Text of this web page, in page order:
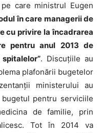
care ministrul Eugen
în care managerii de
cu privire la încadrarea
pentru anul 2013 de
. Discuțiile au
plafonării bugetelor
ministerului au
pentru serviciile
de familie, prin
Tot în 2014 va